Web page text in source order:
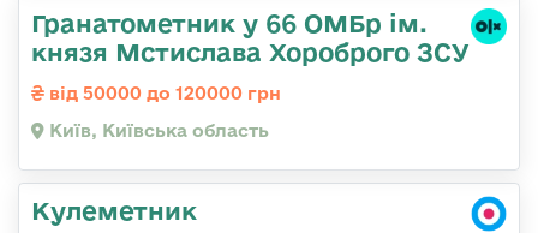
Гранатометник у 66 ОМБр ім.
князя Мстислава Хороброго ЗСУ
від 50000 до 120000 грн
Київ, Київська область
Кулеметник